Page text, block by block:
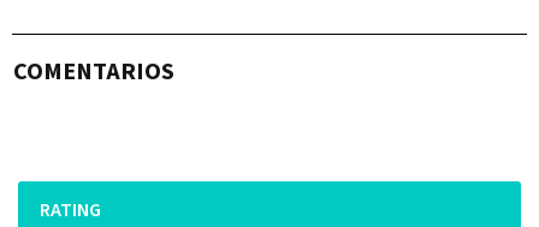
COMENTARIOS
RATING